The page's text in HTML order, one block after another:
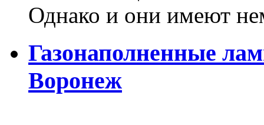
Однако и они имеют
Газонаполненные
Воронеж